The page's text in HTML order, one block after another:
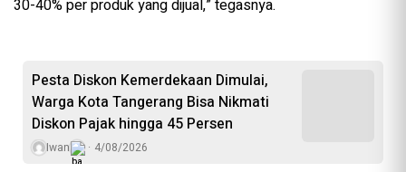
30-40% per produk yang dijual,” tegasnya.
Pesta Diskon Kemerdekaan Dimulai,
Warga Kota Tangerang Bisa Nikmati
Diskon Pajak hingga 45 Persen
Iwan 4/08/2026